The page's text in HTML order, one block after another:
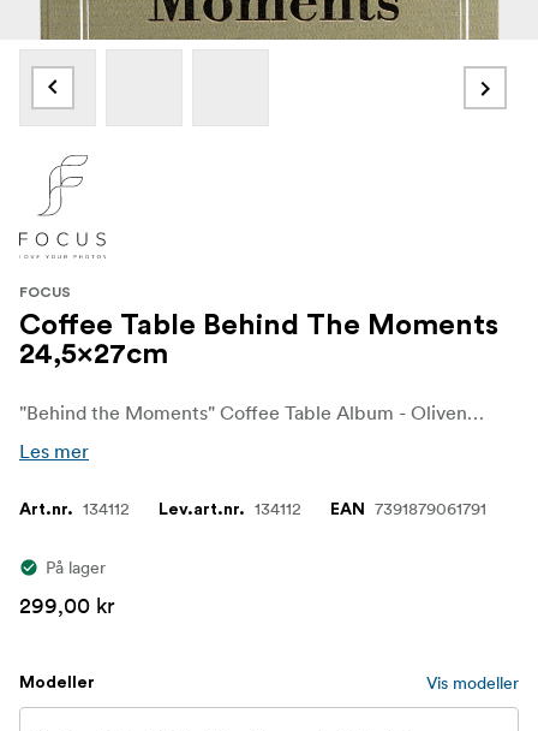
FOCUS
Coffee Table Behind The Moments
24,5x27cm
"Behind the Moments" Coffee Table Album - Olivengrønt tekstilomslag med elegant preget tekst: "Behind the Moments (Dette albumet har mer drama enn en film)". Et stilig fotoalbum som ser like bra ut på bordet ditt som minnene dine ser ut inni.
Les mer
Art.nr. 134112 Lev.art.nr. 134112 EAN 7391879061791
På lager
299,00 kr
Modeller Vis modeller